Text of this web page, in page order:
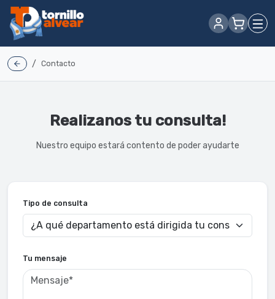
/ Contacto
Realizanos tu consulta!
Nuestro equipo estará contento de poder ayudarte
Tipo de consulta
Tu mensaje